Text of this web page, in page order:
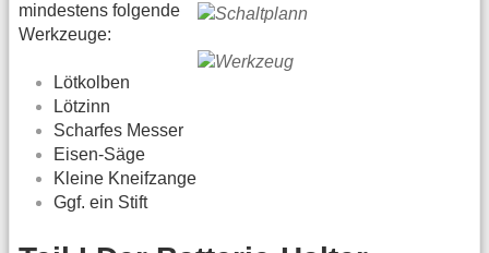
mindestens folgende
Werkzeuge:
Lötkolben
Lötzinn
Scharfes Messer
Eisen-Säge
Kleine Kneifzange
Ggf. ein Stift